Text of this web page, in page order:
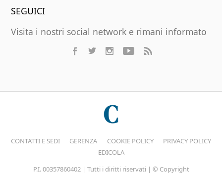
SEGUICI
Visita i nostri social network e rimani informato
CONTATTI E SEDI GERENZA COOKIE POLICY
PRIVACY POLICY
EDICOLA
P.I. 00357860402 | Tutti i diritti riservati | © Copyright